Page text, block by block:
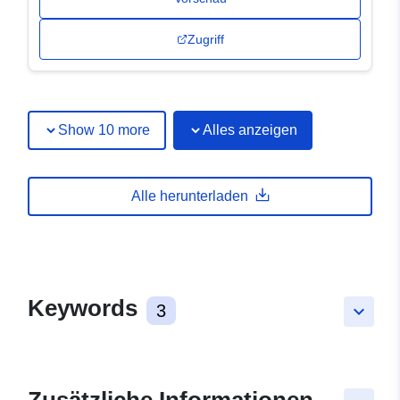
Zugriff
Show 10 more Alles anzeigen
Alle herunterladen
keyboard_arrow_down
Keywords 3